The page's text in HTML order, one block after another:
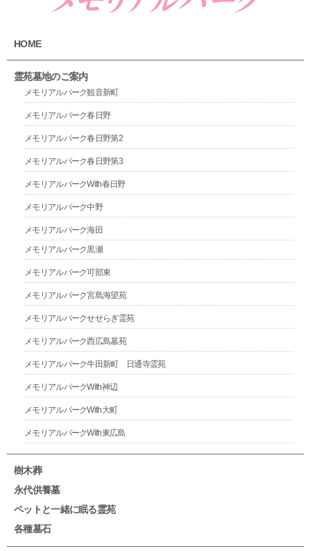
HOME
霊苑墓地のご案内
メモリアルパーク観音新町
メモリアルパーク春日野
メモリアルパーク春日野第2
メモリアルパーク春日野第3
メモリアルパークWith春日野
メモリアルパーク中野
メモリアルパーク海田
メモリアルパーク黒瀬
メモリアルパーク可部東
メモリアルパーク宮島海望苑
メモリアルパークせせらぎ霊苑
メモリアルパーク西広島墓苑
メモリアルパーク牛田新町 日通寺霊苑
メモリアルパークWith神辺
メモリアルパークWith大町
メモリアルパークWith東広島
樹木葬
永代供養墓
ペットと一緒に眠る霊苑
各種墓石